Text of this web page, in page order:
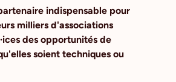
indispensable pour
milliers d'associations
des opportunités de
soient techniques ou